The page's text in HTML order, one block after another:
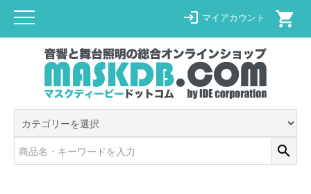
login マイアカウント shopping_cart
search